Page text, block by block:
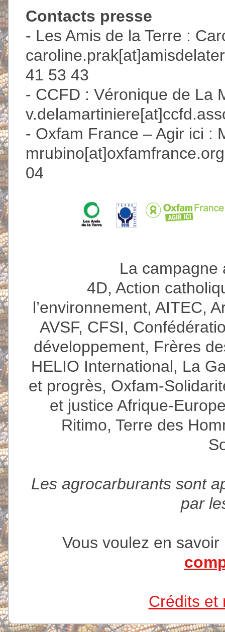
Contacts presse
- Les Amis de la Terre :
41 53 43
- CCFD : Véronique de La
- Oxfam France – Agir ici :
04
La campagne
4D, Action
l’environnement, AITEC,
AVSF, CFSI,
développement, Frères
HELIO International, La
et progrès, Oxfam-
et justice Afrique-
Ritimo, Terre des
Les agrocarburants sont
par
Vous voulez en
Crédits et